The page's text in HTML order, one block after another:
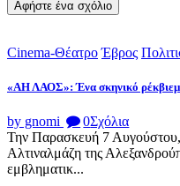
Cinema-Θέατρο Έβρος
«ΑΗ ΛΑΟΣ»: Ένα σκηνικό ρέκβιεμ
by gnomi 0Σχόλια
Την Παρασκευή 7
Αλτιναλμάζη της
εμβληματικ...